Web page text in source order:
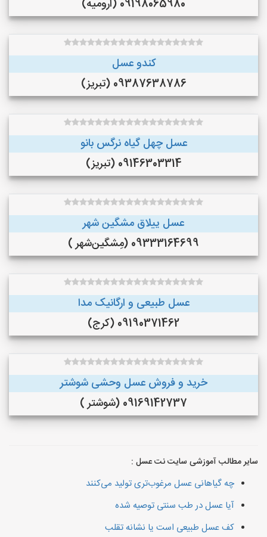
09198065980 (ارومیه)
کندو عسل
09387638786 (تبریز)
عسل چهل گیاه نرگس بانو
09146303314 (تبریز)
عسل ییلاق مشگین شهر
09333164699 (مِشگین‌شهر )
عسل طبیعی و ارگانیک مدا
09190371462 (کرج)
خرید و فروش عسل وحشی شوشتر
09169142737 (شوشتر )
سایر مطالب آموزشی سایت نت عسل :
چه گیاهانی عسل مرغوب‌تری تولید می‌کنند
آیا عسل در طب سنتی توصیه شده
کف عسل طبیعی است یا نشانه تقلب